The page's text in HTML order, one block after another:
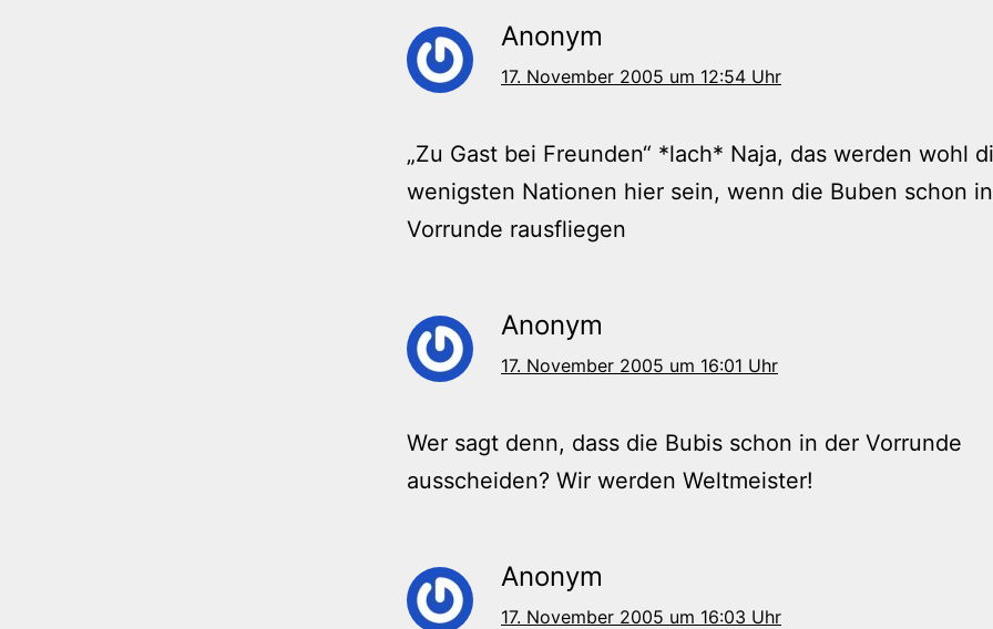
Anonym
17. November 2005 um 12:54 Uhr
„Zu Gast bei Freunden“ *lach* Naja, das werden wohl
wenigsten Nationen hier sein, wenn die Buben schon
Vorrunde rausfliegen
Anonym
17. November 2005 um 16:01 Uhr
Wer sagt denn, dass die Bubis schon in der Vorrunde
ausscheiden? Wir werden Weltmeister!
Anonym
17. November 2005 um 16:03 Uhr